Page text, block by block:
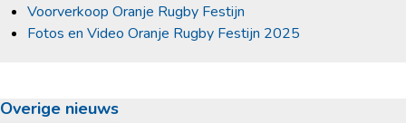
Voorverkoop Oranje Rugby Festijn
Fotos en Video Oranje Rugby Festijn 2025
Overige nieuws